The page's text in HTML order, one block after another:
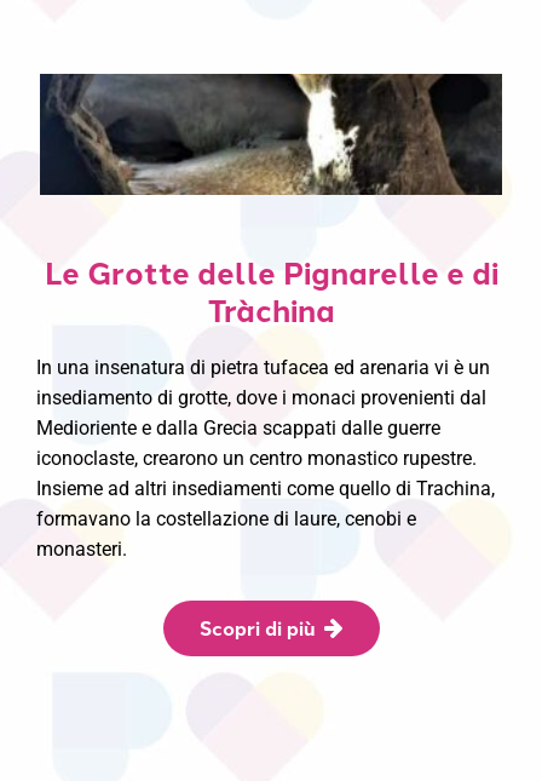
Le Grotte delle Pignarelle e di
Tràchina
In una insenatura di pietra tufacea ed arenaria vi è un
insediamento di grotte, dove i monaci provenienti dal
Medioriente e dalla Grecia scappati dalle guerre
iconoclaste, crearono un centro monastico rupestre.
Insieme ad altri insediamenti come quello di Trachina,
formavano la costellazione di laure, cenobi e
monasteri.
Scopri di più